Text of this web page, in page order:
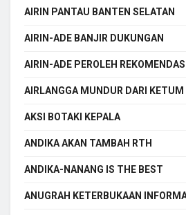
AIRIN PANTAU BANTEN SELATAN
AIRIN-ADE BANJIR DUKUNGAN
AIRIN-ADE PEROLEH
AIRLANGGA MUNDUR DARI KETUM
AKSI BOTAKI KEPALA
ANDIKA AKAN TAMBAH RTH
ANDIKA-NANANG IS THE BEST
ANUGRAH KETERBUKAAN